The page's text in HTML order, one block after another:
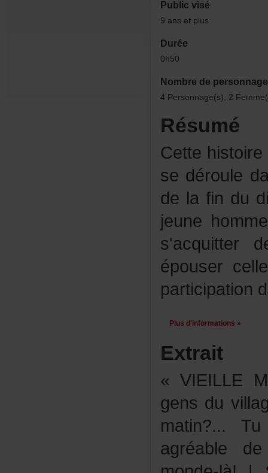
Publicvisé
9ansetplus
Durée
0h50
Résumé
Plusd'informations»
Extrait